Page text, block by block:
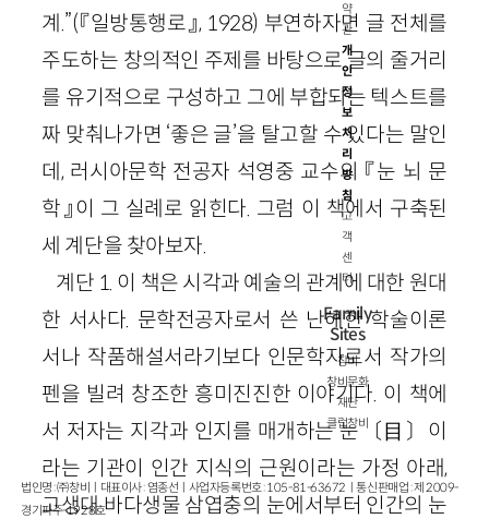
계.”(『일방통행로』, 1928) 부연하자면 글 전체를
주도하는 창의적인 주제를 바탕으로 글의 줄거리
를 유기적으로 구성하고 그에 부합되는 텍스트를
짜 맞춰나가면 ‘좋은 글’을 탈고할 수 있다는 말인
데, 러시아문학 전공자 석영중 교수의 『눈 뇌 문
학』이 그 실례로 읽힌다. 그럼 이 책에서 구축된
세 계단을 찾아보자.
계단 1. 이 책은 시각과 예술의 관계에 대한 원대
한 서사다. 문학전공자로서 쓴 난해한 학술이론
서나 작품해설서라기보다 인문학자로서 작가의
펜을 빌려 창조한 흥미진진한 이야기다. 이 책에
서 저자는 지각과 인지를 매개하는 눈〔目〕이
라는 기관이 인간 지식의 근원이라는 가정 아래,
고생대 바다생물 삼엽충의 눈에서부터 인간의 눈
약
관
개
인
정
보
처
리
방
침
고
객
센
터
Family
Sites
창비
창비문화
재단
클럽창비
법인명 : ㈜창비ㅣ대표이사 : 염종선ㅣ사업자등록번호 : 105-81-63672ㅣ통신판매업 : 제 2009-
경기파주-1928호